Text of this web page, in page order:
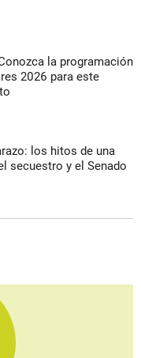
la programación
2026 para este
los hitos de una
secuestro y el Senado